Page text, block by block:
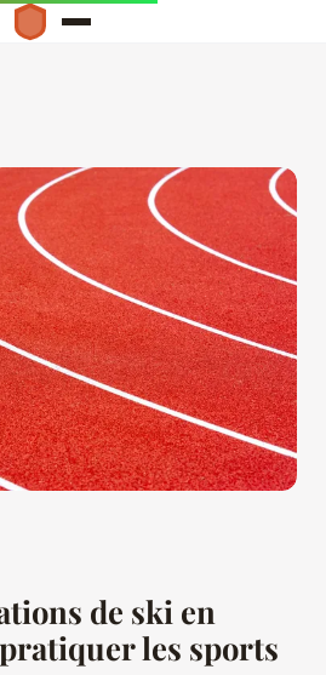
de ski en
les sports